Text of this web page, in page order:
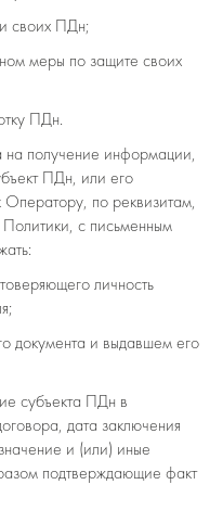
своих ПДн;
меры по защите своих
ПДн.
на получение информации,
ПДн, или его
Оператору, по реквизитам,
с письменным
личность
документа и выдавшем его
субъекта ПДн в
дата заключения
и (или) иные
подтверждающие факт